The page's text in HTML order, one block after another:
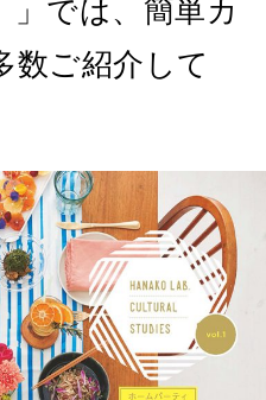
」では、簡単カ
数ご紹介して